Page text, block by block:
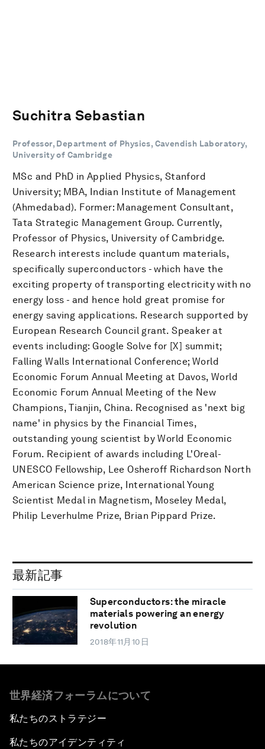
Suchitra Sebastian
Professor, Department of Physics, Cavendish Laboratory,
University of Cambridge
MSc and PhD in Applied Physics, Stanford
University; MBA, Indian Institute of Management
(Ahmedabad). Former: Management Consultant,
Tata Strategic Management Group. Currently,
Professor of Physics, University of Cambridge.
Research interests include quantum materials,
specifically superconductors - which have the
exciting property of transporting electricity with no
energy loss - and hence hold great promise for
energy saving applications. Research supported by
European Research Council grant. Speaker at
events including: Google Solve for [X] summit;
Falling Walls International Conference; World
Economic Forum Annual Meeting at Davos, World
Economic Forum Annual Meeting of the New
Champions, Tianjin, China. Recognised as 'next big
name' in physics by the Financial Times,
outstanding young scientist by World Economic
Forum. Recipient of awards including L'Oreal-
UNESCO Fellowship, Lee Osheroff Richardson North
American Science prize, International Young
Scientist Medal in Magnetism, Moseley Medal,
Philip Leverhulme Prize, Brian Pippard Prize.
最新記事
Superconductors: the miracle
materials powering an energy
revolution
2018年11月10日
世界経済フォーラムについて
私たちのストラテジー
私たちのアイデンティティ